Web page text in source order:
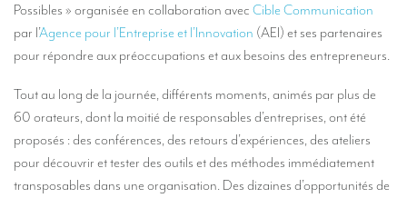
Interprétation simultanée en cabine
Interprétation simultanée mobile
Accompagnement de personnalités
Des interprètes à Bruxelles
Des interprètes de conférences à Liège
Possibles » organisée en collaboration avec Cible Communication
par l’Agence pour l’Entreprise et l’Innovation (AEI) et ses partenaires
pour répondre aux préoccupations et aux besoins des entrepreneurs.
Tout au long de la journée, différents moments, animés par plus de
60 orateurs, dont la moitié de responsables d’entreprises, ont été
proposés : des conférences, des retours d’expériences, des ateliers
pour découvrir et tester des outils et des méthodes immédiatement
transposables dans une organisation. Des dizaines d’opportunités de